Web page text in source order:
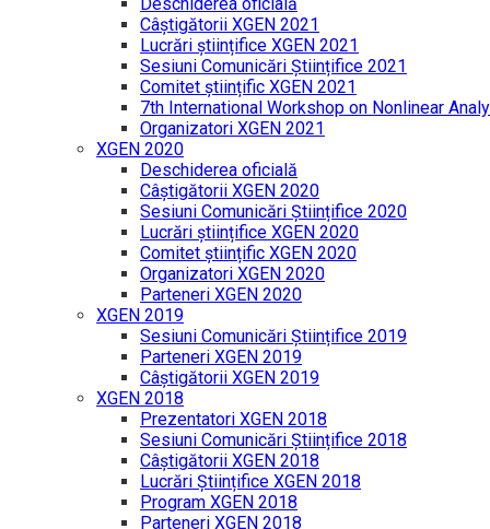
Câștigătorii XGEN 2021
Lucrări științifice XGEN 2021
Sesiuni Comunicări Științifice 2021
Comitet științific XGEN 2021
7th International Workshop on Nonlinear
Organizatori XGEN 2021
XGEN 2020
Deschiderea oficială
Câștigătorii XGEN 2020
Sesiuni Comunicări Științifice 2020
Lucrări științifice XGEN 2020
Comitet științific XGEN 2020
Organizatori XGEN 2020
Parteneri XGEN 2020
XGEN 2019
Sesiuni Comunicări Științifice 2019
Parteneri XGEN 2019
Câștigătorii XGEN 2019
XGEN 2018
Prezentatori XGEN 2018
Sesiuni Comunicări Științifice 2018
Câștigătorii XGEN 2018
Lucrări Științifice XGEN 2018
Program XGEN 2018
Parteneri XGEN 2018